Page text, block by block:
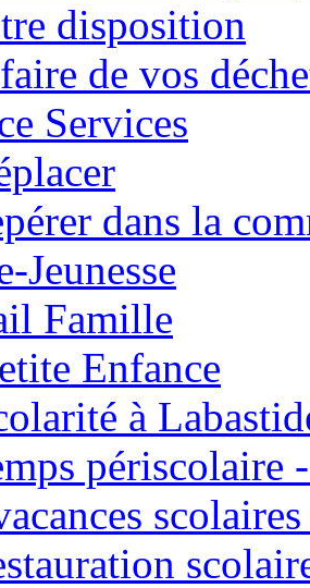
disposition
de vos
Services
dans la
Jeunesse
Famille
Enfance
à
périscolaire